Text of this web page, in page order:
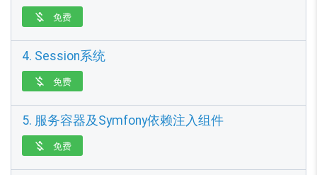
 免费
4. Session系统
 免费
5. 服务容器及Symfony依赖注入组件
 免费